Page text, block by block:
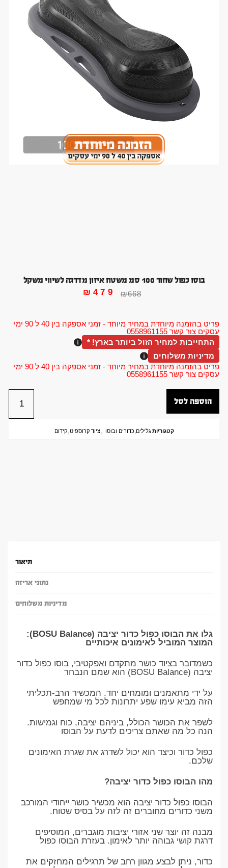
פריט בהזמנה מיוחדת במחיר מיוחד - זמני אספקה בין 40 ל 90 ימי
עסקים צור קשר 0558961155
בוסו כפול שחור 100 סמ משטח איזון מדרגה לשיווי משקל
₪668
₪ 479
התחייבות למחיר הזול ביותר בארץ! *
מדיניות משלוחים
פריט בהזמנה מיוחדת במחיר מיוחד - זמני אספקה בין 40 ל 90 ימי
עסקים צור קשר 0558961155
הוספה לסל
קטגוריות גלילים,כדורים ובוסו ,ציוד קרוספיט,קידום
תיאור
נתוני אריזה
מדיניות משלוחים
גלו את הבוסו כפול כדור יציבה (BOSU Balance):
המוצר המוביל לאימונים איכותיים
כשמדובר בציוד כושר מתקדם ואפקטיבי, בוסו כפול כדור
יציבה (BOSU Balance) הוא שמם הנבחר
על ידי מתאמנים ומומחים יחד. המכשיר הרב-תכליתי
הזה מביא עימו שפע יתרונות לכל מי שמחפש
לשפר את הכושר הכולל, ביניהם יציבה, כוח וגמישות.
הנה כל מה שאתם צריכים לדעת על הבוסו
כפול כדור וכיצד הוא יכול לשדרג את שגרת האימונים
שלכם.
מהו הבוסו כפול כדור יציבה?
הבוסו כפול כדור יציבה הוא מכשיר כושר ייחודי המורכב
משני כדורים מחוברים זה לזה על בסיס שטוח.
מבנה זה יוצר שני אזורי יציבות מוגברים, המוסיפים
דרגת קושי גבוהה יותר לאימון. בעזרת הבוסו כפול
כדור, ניתן לבצע מגוון רחב של תרגילים המחזקים את